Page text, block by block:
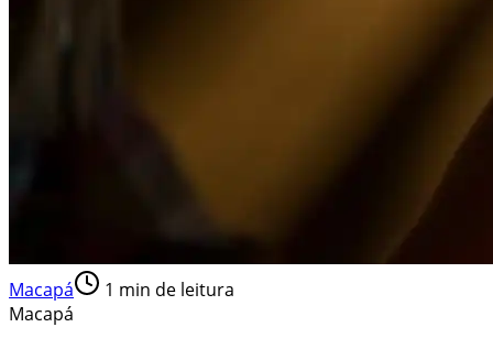
Macapá 1 min de leitura
Macapá